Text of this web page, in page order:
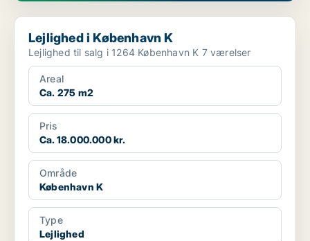
Lejlighed i København K
Lejlighed i København K
Lejlighed til salg i 1264 København K 7 værelser
Areal
Ca. 275 m2
Pris
Ca. 18.000.000 kr.
Område
København K
Type
Lejlighed